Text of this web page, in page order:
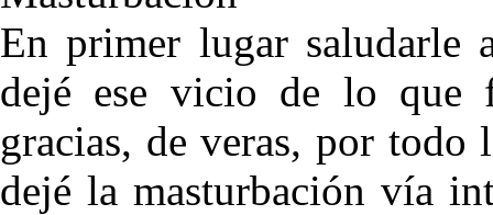
En primer lugar saludarle
dejé ese vicio de lo que
gracias, de veras, por
dejé la masturbación vía